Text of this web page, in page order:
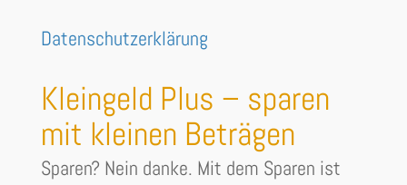
Datenschutzerklärung
Kleingeld Plus – sparen
mit kleinen Beträgen
Sparen? Nein danke. Mit dem Sparen ist